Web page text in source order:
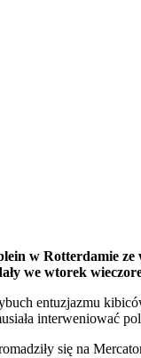
w Rotterdamie
we wtorek
entuzjazmu
interweniować
się na